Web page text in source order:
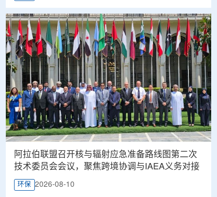
阿拉伯联盟召开核与辐射应急准备路线图第二次
技术委员会会议，聚焦跨境协调与IAEA义务对接
环保 2026-08-10